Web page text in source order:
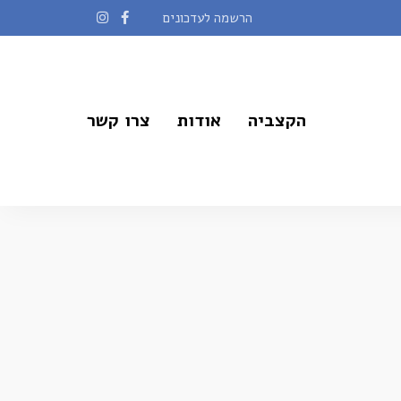
הרשמה לעדכונים
הקצביה אודות צרו קשר